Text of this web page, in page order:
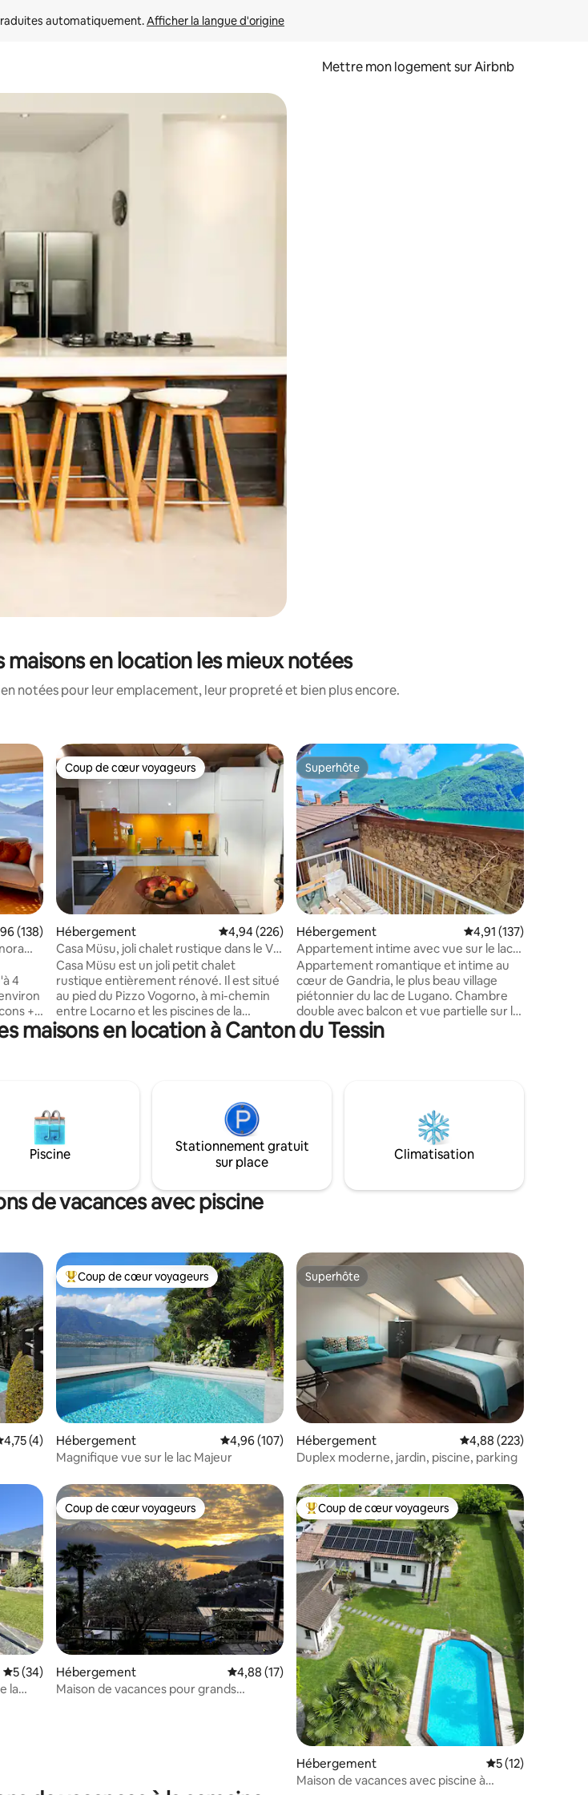
automatiquement. Afficher la langue d'origine
Mettre mon logement sur Airbnb
les parcourir ou en appuyant et en faisant glisser.
maisons en location les mieux notées
notées pour leur emplacement, leur propreté et bien plus encore.
: 4,97 sur 5
moyenne sur la base de 138 commentaires : 4,96 sur 5
(138)
4
+
Coup de cœur voyageurs
Coup de cœur voyageurs
Hébergement Évaluation moyenne sur la base de 226 commentaires : 4,94 sur 5
4,94 (226)
Casa Müsu, joli chalet rustique dans le Val
Verzasca
Casa Müsu est un joli petit chalet
rustique entièrement rénové. Il est situé
au pied du Pizzo Vogorno, à mi-chemin
entre Locarno et les piscines de la
Verzasca à Lavertezzo et Brione. La
première chambre est au deuxième
un escalier extérieur couvert et elle
dispose d'un lit double (comme sur la
photo) ou de deux lits simples. Vous
pouvez ajouter un troisième lit. Casa
Müsu dispose d'une place de parking
Superhôte
Superhôte
Hébergement Évaluation moyenne
4,91 (137)
Appartement intime avec vue sur le lac,
Lugano Gandria
Appartement romantique et intime au
cœur de Gandria, le plus beau village
piétonnier du lac de Lugano. Chambre
double avec balcon et vue partielle sur le
lac, salon confortable avec grande
cheminée fonctionnelle, canapé-lit,
piétonnier, parfait pour vivre une
atmosphère intemporelle, à quelques
pas du Sentiero degli Olivi.
maisons en location à Canton du Tessin
Piscine
Stationnement gratuit
sur place
Climatisation
de vacances avec piscine
: 4,92 sur 5
moyenne sur la base de 4 commentaires : 4,75 sur 5
4,75 (4)
Coups de cœur voyageurs les plus appréciés
Coup de cœur voyageurs
Hébergement Évaluation moyenne sur la base de 107 commentaires : 4,96 sur 5
4,96 (107)
Magnifique vue sur le lac Majeur
Superhôte
Superhôte
Hébergement Évaluation moyenne
4,88 (223)
Duplex moderne, jardin, piscine, parking
: 4,55 sur 5
appréciés
Évaluation moyenne sur la base de 34 commentaires : 5 sur 5
5 (34)
la
Coup de cœur voyageurs
Coup de cœur voyageurs
Hébergement Évaluation moyenne sur la base de 17 commentaires : 4,88 sur 5
4,88 (17)
Maison de vacances pour grands
Coups de cœur voyageurs les plus appréciés
Coup de cœur voyageurs
Hébergement Évaluation
5 (12)
Maison de vacances avec piscine à